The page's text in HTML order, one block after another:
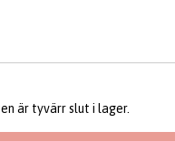
är tyvärr slut i lager.